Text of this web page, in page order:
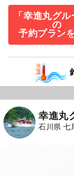
「幸進丸グル
の
予約プラン
幸進丸
石川県 七